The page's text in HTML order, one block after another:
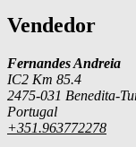
Vendedor
Fernandes Andreia
IC2 Km 85.4
2475-031 Benedita-
Portugal
+351.963772278